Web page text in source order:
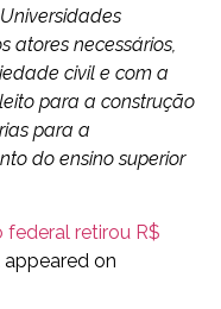
atores necessários,
civil e com a
para a construção
para a
do ensino superior
federal retirou R$
appeared on